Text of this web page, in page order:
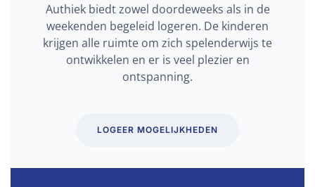
Authiek biedt zowel doordeweeks als in de
weekenden begeleid logeren. De kinderen
krijgen alle ruimte om zich spelenderwijs te
ontwikkelen en er is veel plezier en
ontspanning.
LOGEER MOGELIJKHEDEN